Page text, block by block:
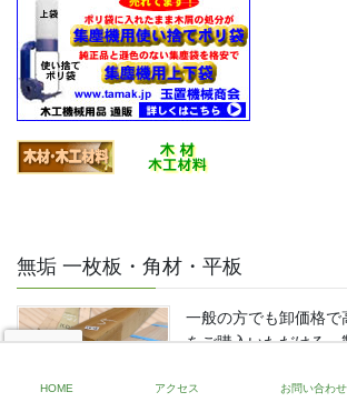
無垢 一枚板・角材・平板
一般の方でも卸価格で
をご購入いただける
販です。一枚板・角材
幅広材等、日本と世界
HOME アクセス お問い合わせ